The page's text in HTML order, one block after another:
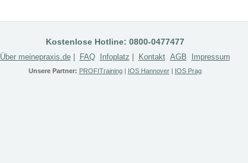
Kostenlose Hotline: 0800-0477477
Über meinepraxis.de| FAQ Infoplatz Kontakt AGB Impressum
Unsere Partner: PROFITraining| IOS Hannover| IOS Prag